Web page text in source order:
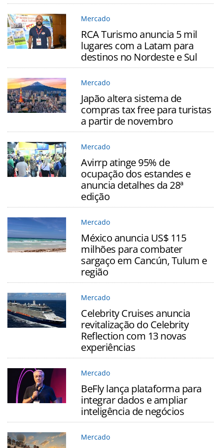
Mercado
RCA Turismo anuncia 5 mil
lugares com a Latam para
destinos no Nordeste e Sul
Mercado
Japão altera sistema de
compras tax free para turistas
a partir de novembro
Mercado
Avirrp atinge 95% de
ocupação dos estandes e
anuncia detalhes da 28ª
edição
Mercado
México anuncia US$ 115
milhões para combater
sargaço em Cancún, Tulum e
região
Mercado
Celebrity Cruises anuncia
revitalização do Celebrity
Reflection com 13 novas
experiências
Mercado
BeFly lança plataforma para
integrar dados e ampliar
inteligência de negócios
Mercado